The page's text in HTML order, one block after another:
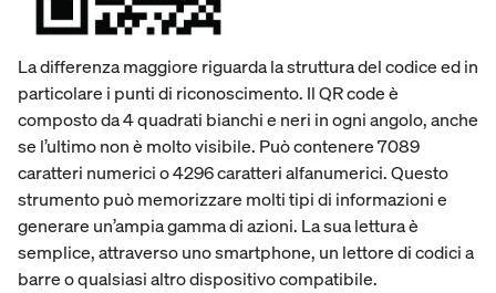
La differenza maggiore riguarda la struttura del codice ed in
particolare i punti di riconoscimento. Il QR code è
composto da 4 quadrati bianchi e neri in ogni angolo, anche
se l’ultimo non è molto visibile. Può contenere 7089
caratteri numerici o 4296 caratteri alfanumerici. Questo
strumento può memorizzare molti tipi di informazioni e
generare un’ampia gamma di azioni. La sua lettura è
semplice, attraverso uno smartphone, un lettore di codici a
barre o qualsiasi altro dispositivo compatibile.